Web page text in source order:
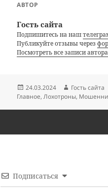
АВТОР
Гость сайта
Подпишитесь на наш
Публикуйте отзывы через
Посмотреть все записи
Опубликовано
24.03.2024 Автор
Гость сайта
Главное,Лохотроны,
Подписаться